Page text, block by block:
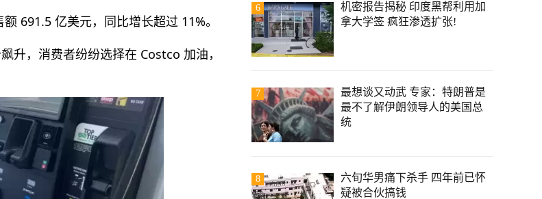
691.5 亿美元，同比增长超过 11%。
升，消费者纷纷选择在 Costco 加油，
6
机密报告揭秘 印度黑帮利用加
拿大学签 疯狂渗透扩张!
7
最想谈又动武 专家：特朗普是
最不了解伊朗领导人的美国总
统
8
六旬华男痛下杀手 四年前已怀
疑被合伙搞钱